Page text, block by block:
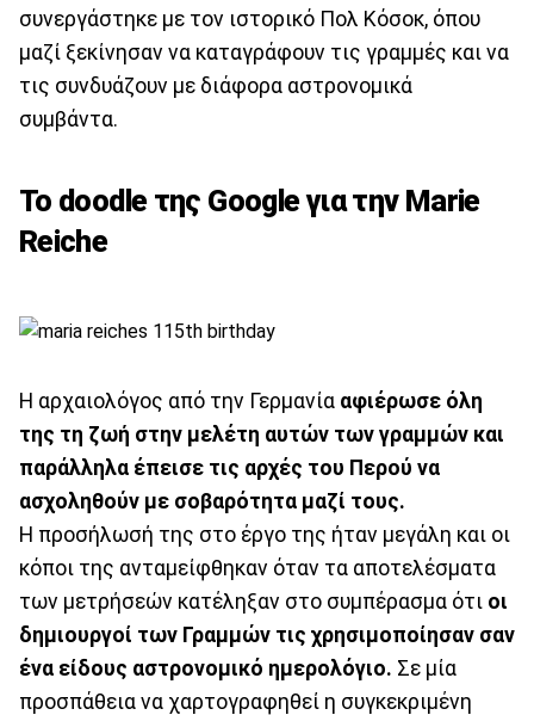
συνεργάστηκε με τον ιστορικό Πολ Κόσοκ, όπου
μαζί ξεκίνησαν να καταγράφουν τις γραμμές και να
τις συνδυάζουν με διάφορα αστρονομικά
συμβάντα.
Το doodle της Google για την Marie
Reiche
Η αρχαιολόγος από την Γερμανία αφιέρωσε όλη
της τη ζωή στην μελέτη αυτών των γραμμών και
παράλληλα έπεισε τις αρχές του Περού να
ασχοληθούν με σοβαρότητα μαζί τους.
Η προσήλωσή της στο έργο της ήταν μεγάλη και οι
κόποι της ανταμείφθηκαν όταν τα αποτελέσματα
των μετρήσεών κατέληξαν στο συμπέρασμα ότι οι
δημιουργοί των Γραμμών τις χρησιμοποίησαν σαν
ένα είδους αστρονομικό ημερολόγιο. Σε μία
προσπάθεια να χαρτογραφηθεί η συγκεκριμένη